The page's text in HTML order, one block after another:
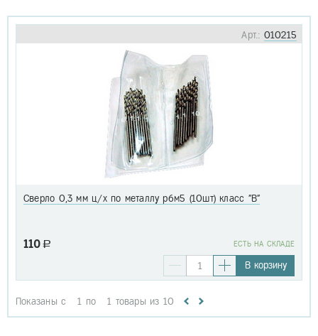
Арт.: 010215
Сверло 0,3 мм ц/х по металлу р6м5 (10шт) класс "В"
110 a EСТЬ НА СКЛАДЕ
В корзину
Показаны с 1 по 1 товары из 10